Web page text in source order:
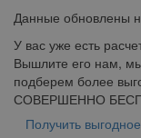
Данные обновлены
У вас уже есть
Вышлите его нам,
подберем более
СОВЕРШЕННО
Получить